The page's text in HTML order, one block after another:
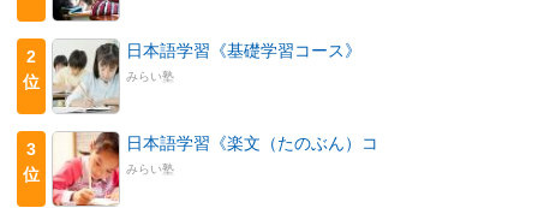
2
位
日本語学習《基礎学習コース》
みらい塾
3
位
日本語学習《楽文（たのぶん）コ
みらい塾